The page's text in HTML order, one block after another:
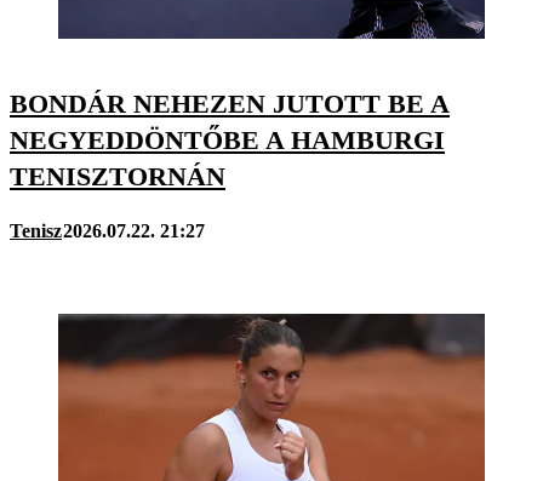
BONDÁR NEHEZEN JUTOTT BE A
NEGYEDDÖNTŐBE A HAMBURGI
TENISZTORNÁN
Tenisz2026.07.22. 21:27